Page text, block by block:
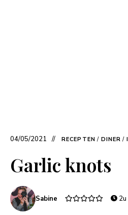
04/05/2021 RECEPTEN / DINER /
Garlic knots
Sabine